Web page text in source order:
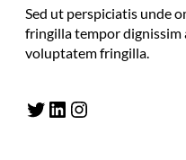
Sed ut perspiciatis unde
fringilla tempor dignissim
voluptatem fringilla.
Twitter LinkedIn Instagram